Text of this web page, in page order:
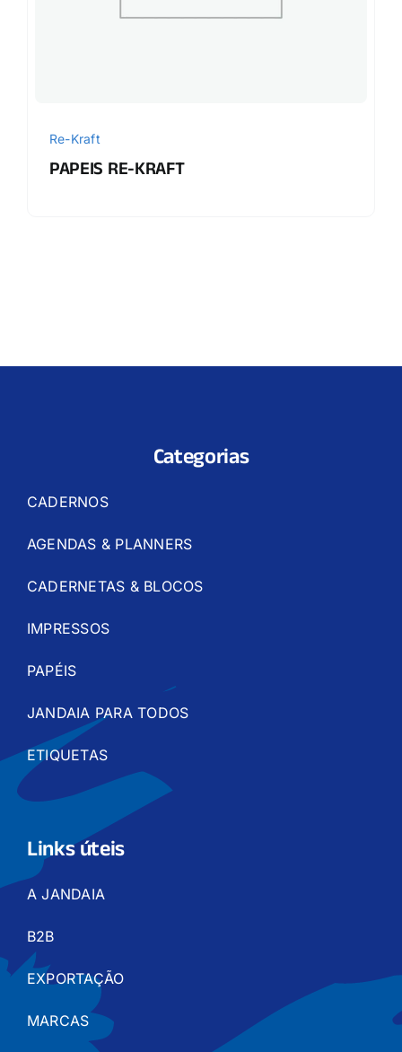
Re-Kraft
PAPEIS RE-KRAFT
Categorias
CADERNOS
AGENDAS & PLANNERS
CADERNETAS & BLOCOS
IMPRESSOS
PAPÉIS
JANDAIA PARA TODOS
ETIQUETAS
Links úteis
A JANDAIA
B2B
EXPORTAÇÃO
MARCAS